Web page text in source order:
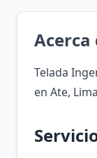
Acerca
Telada
en Ate,